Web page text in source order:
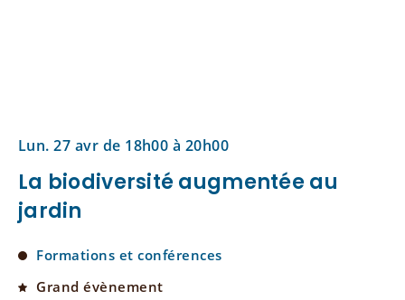
Lun. 27 avr de 18h00 à 20h00
La biodiversité augmentée au
jardin
Formations et conférences
Grand évènement